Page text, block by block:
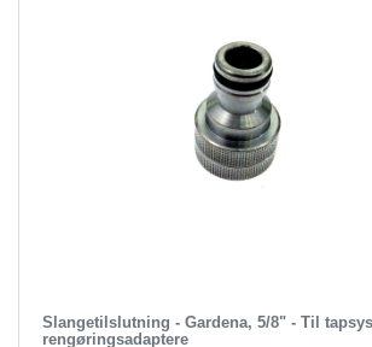
Slangetilslutning - Gardena, 5/8" - Til
rengøringsadaptere